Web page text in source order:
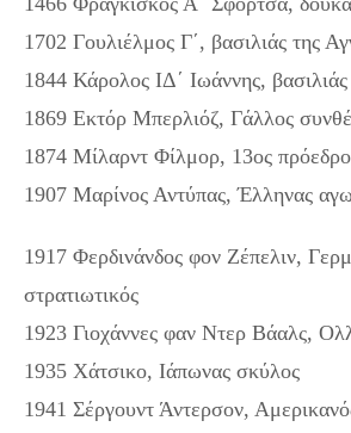
1702 Γουλιέλμος Γ΄, βασιλιάς της
1844 Κάρολος ΙΔ΄ Ιωάννης, βασιλιάς
1869 Εκτόρ Μπερλιόζ, Γάλλος
1874 Μίλαρντ Φίλμορ, 13ος
1907 Μαρίνος Αντύπας, Έλληνας
1917 Φερδινάνδος φον Ζέπελιν,
στρατιωτικός
1923 Γιοχάννες φαν Ντερ Βάαλς,
1935 Χάτσικο, Ιάπωνας σκύλος
1941 Σέργουντ Άντερσον,